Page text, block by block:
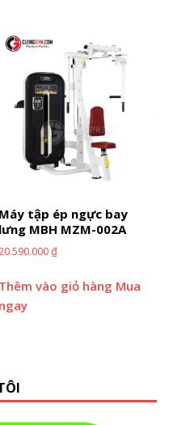
Máy tập ép ngực bay
lưng MBH MZM-002A
₫
Thêm vào giỏ hàng Mua
ngay